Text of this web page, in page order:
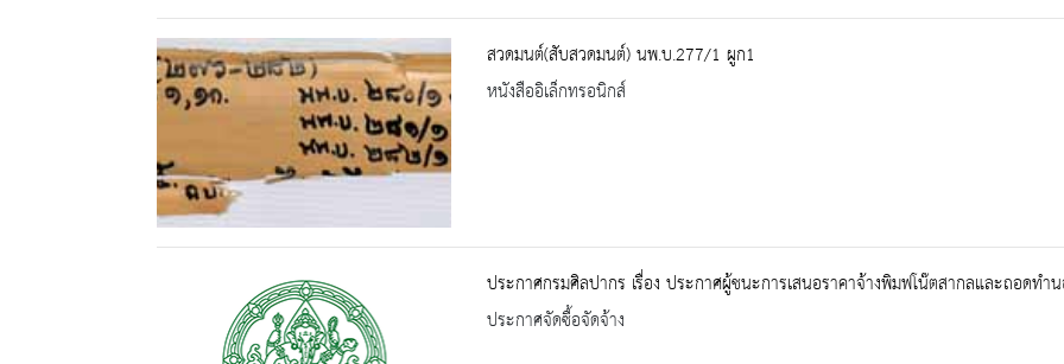
สวดมนต์(สับสวดมนต์) นพ.บ.277/1 ผูก1
หนังสืออิเล็กทรอนิกส์
ประกาศกรมศิลปากร เรื่อง ประกาศผู้ชนะการเสนอราคาจ้างพิมฟโน๊ตสากลและถอดทำน
ประกาศจัดซื้อจัดจ้าง